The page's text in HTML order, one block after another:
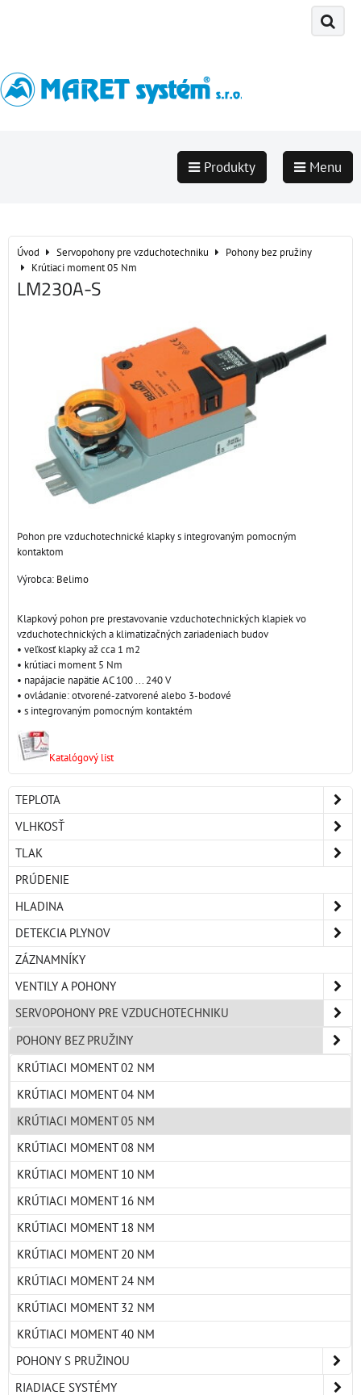
Produkty Menu
Úvod Servopohony pre vzduchotechniku
Pohony bez pružiny
Krútiaci moment 05 Nm
LM230A-S
Pohon pre vzduchotechnické klapky s integrovaným pomocným
kontaktom
Výrobca: Belimo
Klapkový pohon pre prestavovanie vzduchotechnických klapiek vo
vzduchotechnických a klimatizačných zariadeniach budov
• veľkosť klapky až cca 1 m2
• krútiaci moment 5 Nm
• napájacie napätie AC 100 ... 240 V
• ovládanie: otvorené-zatvorené alebo 3-bodové
• s integrovaným pomocným kontaktém
Katalógový list
TEPLOTA
VLHKOSŤ
TLAK
PRÚDENIE
HLADINA
DETEKCIA PLYNOV
ZÁZNAMNÍKY
VENTILY A POHONY
SERVOPOHONY PRE VZDUCHOTECHNIKU
POHONY BEZ PRUŽINY
KRÚTIACI MOMENT 02 NM
KRÚTIACI MOMENT 04 NM
KRÚTIACI MOMENT 05 NM
KRÚTIACI MOMENT 08 NM
KRÚTIACI MOMENT 10 NM
KRÚTIACI MOMENT 16 NM
KRÚTIACI MOMENT 18 NM
KRÚTIACI MOMENT 20 NM
KRÚTIACI MOMENT 24 NM
KRÚTIACI MOMENT 32 NM
KRÚTIACI MOMENT 40 NM
POHONY S PRUŽINOU
RIADIACE SYSTÉMY